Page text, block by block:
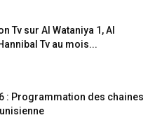
Tv sur Al Wataniya 1, Al
Tv au mois...
: Programmation des chaines